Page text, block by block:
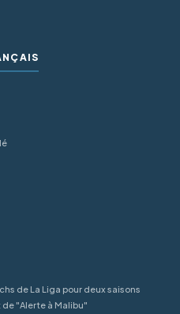
de La Liga pour deux saisons
"Alerte à Malibu"